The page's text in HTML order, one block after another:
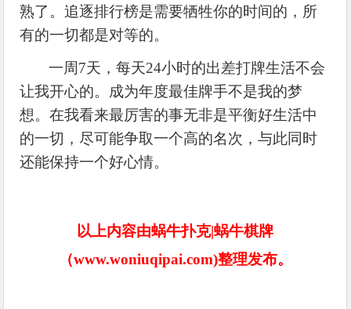
熟了。追逐排行榜是需要牺牲你的时间的，所
有的一切都是对等的。
一周7天，每天24小时的出差打牌生活不会
让我开心的。成为年度最佳牌手不是我的梦
想。在我看来最厉害的事无非是平衡好生活中
的一切，尽可能争取一个高的名次，与此同时
还能保持一个好心情。
以上内容由蜗牛扑克|蜗牛棋牌
（www.woniuqipai.com)整理发布。